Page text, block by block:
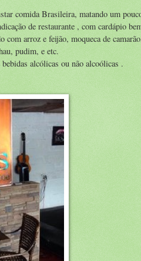
comida Brasileira, matando um
de restaurante , com cardápio
arroz e feijão, moqueca de
pudim, e etc.
alcólicas ou não alcoólicas .